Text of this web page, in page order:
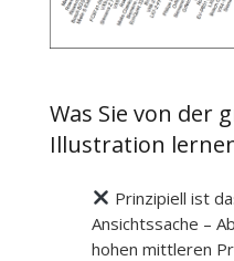
Was Sie von der
Illustration
Prinzipiell ist
Ansichtssache –
hohen mittleren